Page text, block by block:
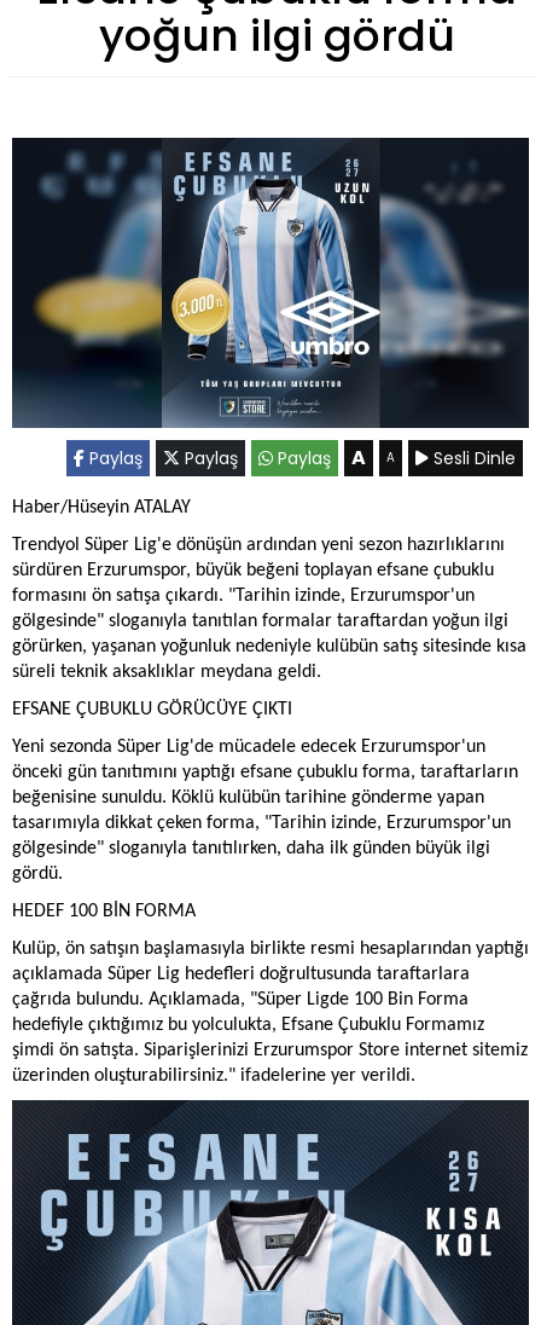
yoğun ilgi gördü
Paylaş Paylaş Paylaş A A Sesli Dinle
Haber/Hüseyin ATALAY
Trendyol Süper Lig'e dönüşün ardından yeni sezon hazırlıklarını
sürdüren Erzurumspor, büyük beğeni toplayan efsane çubuklu
formasını ön satışa çıkardı. "Tarihin izinde, Erzurumspor'un
gölgesinde" sloganıyla tanıtılan formalar taraftardan yoğun ilgi
görürken, yaşanan yoğunluk nedeniyle kulübün satış sitesinde kısa
süreli teknik aksaklıklar meydana geldi.
EFSANE ÇUBUKLU GÖRÜCÜYE ÇIKTI
Yeni sezonda Süper Lig'de mücadele edecek Erzurumspor'un
önceki gün tanıtımını yaptığı efsane çubuklu forma, taraftarların
beğenisine sunuldu. Köklü kulübün tarihine gönderme yapan
tasarımıyla dikkat çeken forma, "Tarihin izinde, Erzurumspor'un
gölgesinde" sloganıyla tanıtılırken, daha ilk günden büyük ilgi
gördü.
HEDEF 100 BİN FORMA
Kulüp, ön satışın başlamasıyla birlikte resmi hesaplarından yaptığı
açıklamada Süper Lig hedefleri doğrultusunda taraftarlara
çağrıda bulundu. Açıklamada, "Süper Ligde 100 Bin Forma
hedefiyle çıktığımız bu yolculukta, Efsane Çubuklu Formamız
şimdi ön satışta. Siparişlerinizi Erzurumspor Store internet sitemiz
üzerinden oluşturabilirsiniz." ifadelerine yer verildi.